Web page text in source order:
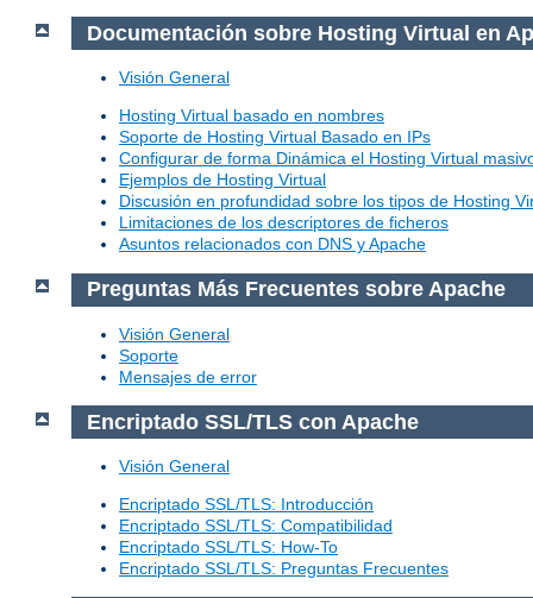
Documentación sobre Hosting Virtual en
Visión General
Hosting Virtual basado en nombres
Soporte de Hosting Virtual Basado en IPs
Configurar de forma Dinámica el Hosting Virtual
Ejemplos de Hosting Virtual
Discusión en profundidad sobre los tipos de Hosting
Limitaciones de los descriptores de ficheros
Asuntos relacionados con DNS y Apache
Preguntas Más Frecuentes sobre Apache
Visión General
Soporte
Mensajes de error
Encriptado SSL/TLS con Apache
Visión General
Encriptado SSL/TLS: Introducción
Encriptado SSL/TLS: Compatibilidad
Encriptado SSL/TLS: How-To
Encriptado SSL/TLS: Preguntas Frecuentes